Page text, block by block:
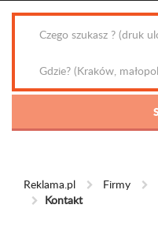
Reklama.pl Firmy
Kontakt